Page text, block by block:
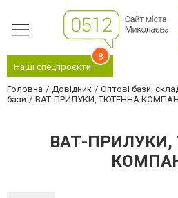
Наші спецпроєкти
8
Головна Довідник Оптові бази,
бази
ВАТ-ПРИЛУКИ, ТЮТЕННА
ВАТ-